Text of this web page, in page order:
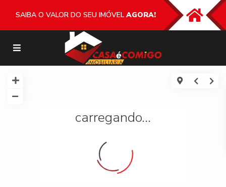
SAIBA O VALOR DO SEU IMÓVEL AGORA!
carregando...